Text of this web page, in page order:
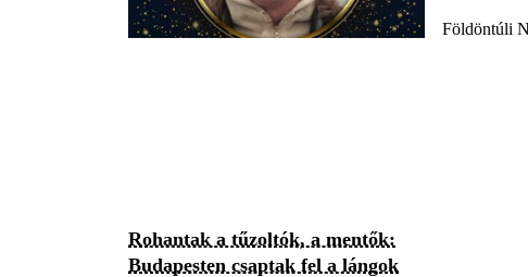
Földöntúli
Rohantak a tűzoltók, a mentők:
Budapesten csaptak fel a lángok